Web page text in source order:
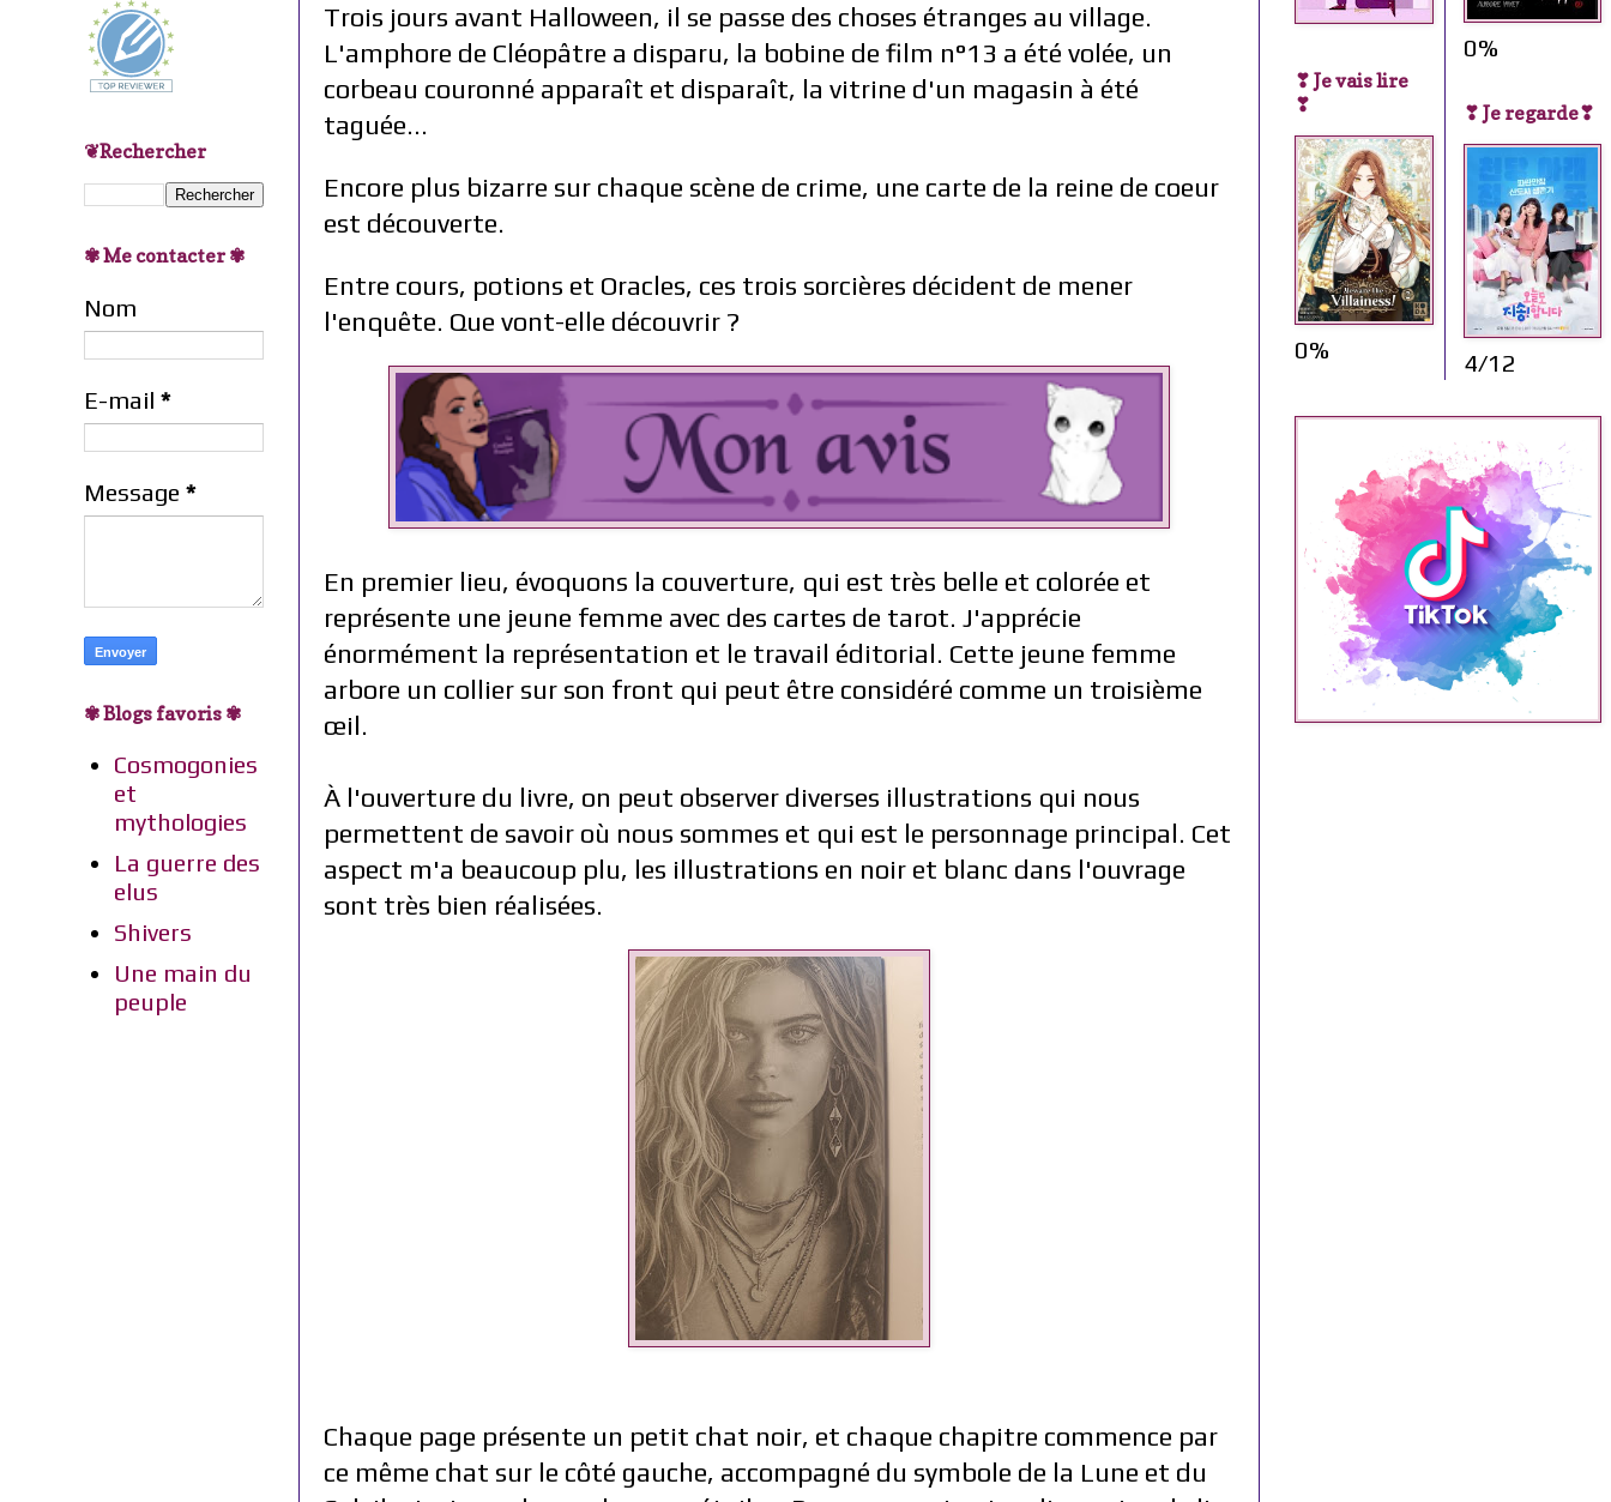
Trois jours avant Halloween, il se passe des choses étranges au village.
L'amphore de Cléopâtre a disparu, la bobine de film n°13 a été volée, un
corbeau couronné apparaît et disparaît, la vitrine d'un magasin à été
taguée...
Encore plus bizarre sur chaque scène de crime, une carte de la reine de coeur
est découverte.
Entre cours, potions et Oracles, ces trois sorcières décident de mener
l'enquête. Que vont-elle découvrir ?
En premier lieu, évoquons la couverture, qui est très belle et colorée et
représente une jeune femme avec des cartes de tarot. J'apprécie
énormément la représentation et le travail éditorial. Cette jeune femme
arbore un collier sur son front qui peut être considéré comme un troisième
œil.
À l'ouverture du livre, on peut observer diverses illustrations qui nous
permettent de savoir où nous sommes et qui est le personnage principal. Cet
aspect m'a beaucoup plu, les illustrations en noir et blanc dans l'ouvrage
sont très bien réalisées.
Chaque page présente un petit chat noir, et chaque chapitre commence par
ce même chat sur le côté gauche, accompagné du symbole de la Lune et du
❦Rechercher
✾ Me contacter ✾
Nom
E-mail *
Message *
✾ Blogs favoris ✾
Cosmogonies
et
mythologies
La guerre des
elus
Shivers
Une main du
peuple
❣ Je vais lire
❣
0%
0%
❣ Je regarde❣
4/12